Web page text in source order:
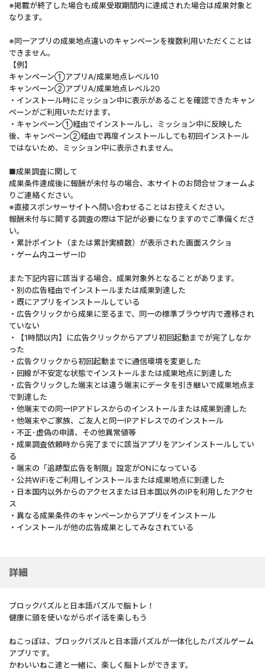
※掲載が終了した場合も成果受取期間内に達成された場合は成果対象と
なります。
※同一アプリの成果地点違いのキャンペーンを複数利用いただくことは
できません。
【例】
キャンペーン①アプリA/成果地点レベル10
キャンペーン②アプリA/成果地点レベル20
・インストール時にミッション中に表示があることを確認できたキャン
ペーンがご利用いただけます。
・キャンペーン①経由でインストールし、ミッション中に反映した
後、キャンペーン②経由で再度インストールしても初回インストール
ではないため、ミッション中に表示されません。
■成果調査に関して
成果条件達成後に報酬が未付与の場合、本サイトのお問合せフォームよ
りご連絡ください。
※直接スポンサーサイトへ問い合わせることはお控えください。
報酬未付与に関する調査の際は下記が必要になりますのでご準備くださ
い。
・累計ポイント（または累計実績数）が表示された画面スクショ
・ゲーム内ユーザーID
また下記内容に該当する場合、成果対象外となることがあります。
・別の広告経由でインストールまたは成果到達した
・既にアプリをインストールしている
・広告クリックから成果に至るまで、同一の標準ブラウザ内で遷移され
ていない
・【1時間以内】に広告クリックからアプリ初回起動までが完了しなか
った
・広告クリックから初回起動までに通信環境を変更した
・回線が不安定な状態でインストールまたは成果地点に到達した
・広告クリックした端末とは違う端末にデータを引き継いで成果地点ま
で到達した
・他端末での同一IPアドレスからのインストールまたは成果到達した
・他端末やご家族、ご友人と同一IPアドレスでのインストール
・不正･虚偽の申請、その他異常値等
・成果調査依頼時から完了までに該当アプリをアンインストールしてい
る
・端末の「追跡型広告を制限」設定がONになっている
・公共WiFiをご利用しインストールまたは成果地点に到達した
・日本国内以外からのアクセスまたは日本国以外のIPを利用したアクセ
ス
・異なる成果条件のキャンペーンからアプリをインストール
・インストールが他の広告成果としてみなされている
詳細
ブロックパズルと日本語パズルで脳トレ！
健康に頭を使いながらポイ活を楽しもう
ねこっぽは、ブロックパズルと日本語パズルが一体化したパズルゲーム
アプリです。
かわいいねこ達と一緒に、楽しく脳トレができます。